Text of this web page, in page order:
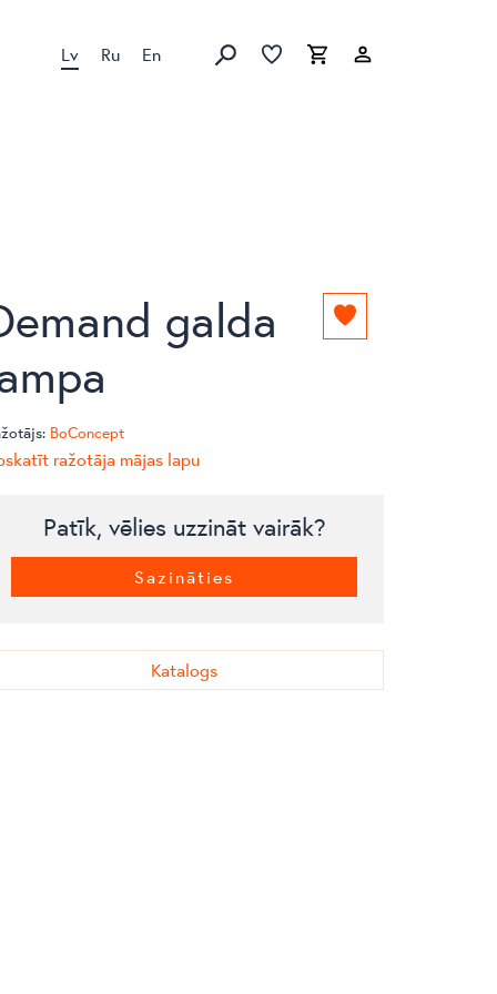
Lv Ru En Meklēt produktus
Izlase Grozs
galda
Pievienot
BoConcept
ražotāja mājas lapu
Patīk, vēlies uzzināt vairāk?
Sazināties
Katalogs